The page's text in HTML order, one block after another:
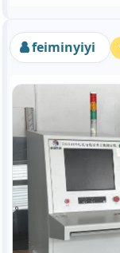
feiminyiyi